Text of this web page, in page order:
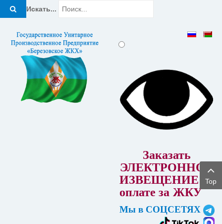
Искать...
Заказать
ЭЛЕКТРОННОЕ
ИЗВЕЩЕНИЕ об
оплате за ЖКУ
Мы в СОЦСЕТЯХ
Top